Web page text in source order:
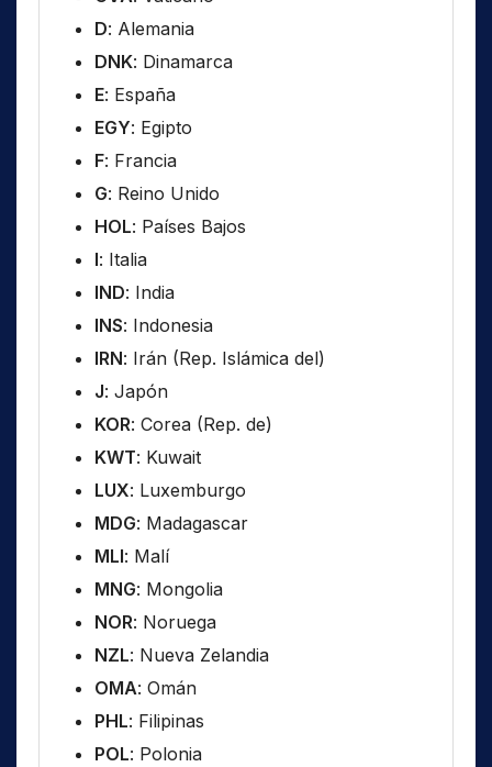
D: Alemania
DNK: Dinamarca
E: España
EGY: Egipto
F: Francia
G: Reino Unido
HOL: Países Bajos
I: Italia
IND: India
INS: Indonesia
IRN: Irán (Rep. Islámica del)
J: Japón
KOR: Corea (Rep. de)
KWT: Kuwait
LUX: Luxemburgo
MDG: Madagascar
MLI: Malí
MNG: Mongolia
NOR: Noruega
NZL: Nueva Zelandia
OMA: Omán
PHL: Filipinas
POL: Polonia